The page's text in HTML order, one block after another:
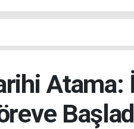
Atama: